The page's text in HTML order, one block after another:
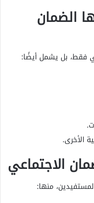
الضمان
فقط، بل يشمل أيضًا:
الأخرى.
الاجتماعي
منها: